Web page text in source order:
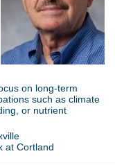
on long-term
such as climate
or nutrient
at Cortland